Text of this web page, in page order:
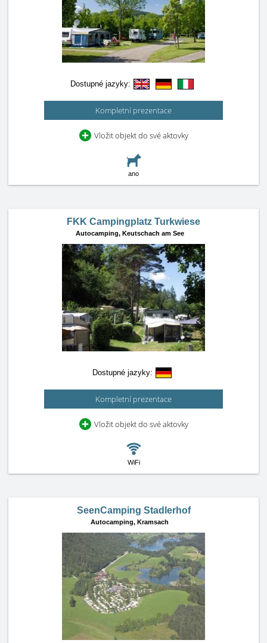
Dostupné jazyky:
Kompletní prezentace
Vložit objekt do své aktovky
ano
FKK Campingplatz Turkwiese
Autocamping, Keutschach am See
Dostupné jazyky:
Kompletní prezentace
Vložit objekt do své aktovky
WiFi
SeenCamping Stadlerhof
Autocamping, Kramsach